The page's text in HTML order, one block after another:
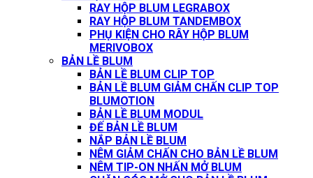
RAY HỘP BLUM LEGRABOX
RAY HỘP BLUM TANDEMBOX
PHỤ KIỆN CHO RÂY HỘP BLUM
MERIVOBOX
BẢN LỀ BLUM
BẢN LỀ BLUM CLIP TOP
BẢN LỀ BLUM GIẢM CHẤN CLIP TOP
BLUMOTION
BẢN LỀ BLUM MODUL
ĐẾ BẢN LỀ BLUM
NẮP BẢN LỀ BLUM
NÊM GIẢM CHẤN CHO BẢN LỀ BLUM
NÊM TIP-ON NHẤN MỞ BLUM